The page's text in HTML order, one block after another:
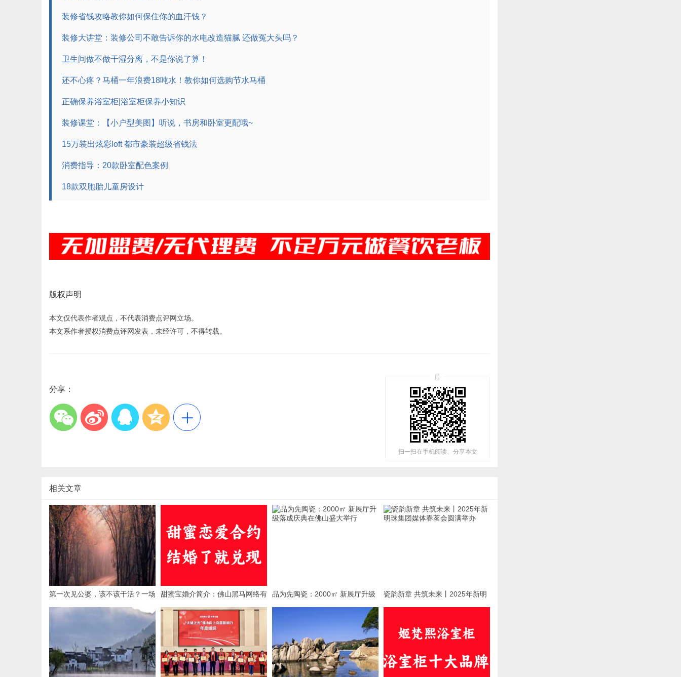
装修省钱攻略教你如何保住你的血汗钱？
装修大讲堂：装修公司不敢告诉你的水电改造猫腻 还做冤大头吗？
卫生间做不做干湿分离，不是你说了算！
还不心疼？马桶一年浪费18吨水！教你如何选购节水马桶
正确保养浴室柜|浴室柜保养小知识
装修课堂：【小户型美图】听说，书房和卧室更配哦~
15万装出炫彩loft 都市豪装超级省钱法
消费指导：20款卧室配色案例
18款双胞胎儿童房设计
版权声明
本文仅代表作者观点，不代表消费点评网立场。
本文系作者授权消费点评网发表，未经许可，不得转载。
分享：
扫一扫在手机阅读、分享本文
相关文章
第一次见公婆，该不该干活？一场
关乎情商与自我的微妙博弈
甜蜜宝婚介简介：佛山黑马网络有
限公司旗下婚恋服务品牌
品为先陶瓷：2000㎡ 新展厅升级
瓷韵新章 共筑未来丨2025年新明